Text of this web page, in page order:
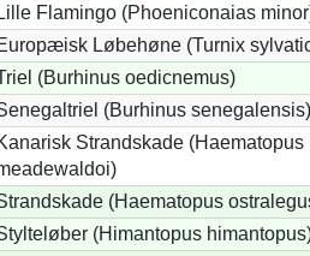
Lille Flamingo (Phoeniconaias
Løbehøne (Turnix
(Burhinus oedicnemus)
(Burhinus senegalensis)
Strandskade (Haematopus
(Haematopus
(Himantopus